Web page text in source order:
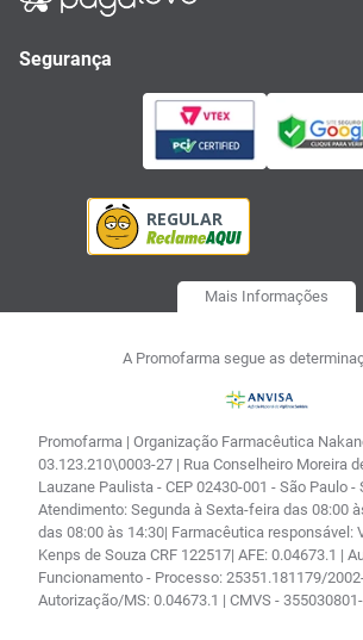
Segurança
Mais Informações
A Promofarma segue as
Promofarma | Organização Farmacêutica
03.123.210\0003-27 | Rua Conselheiro Moreira
Lauzane Paulista - CEP 02430-001 - São Paulo -
Atendimento: Segunda à Sexta-feira das 08:00
das 08:00 às 14:30| Farmacêutica responsável:
Kenps de Souza CRF 122517| AFE: 0.04673.1 |
Funcionamento - Processo: 25351.181179/
Autorização/MS: 0.04673.1 | CMVS -